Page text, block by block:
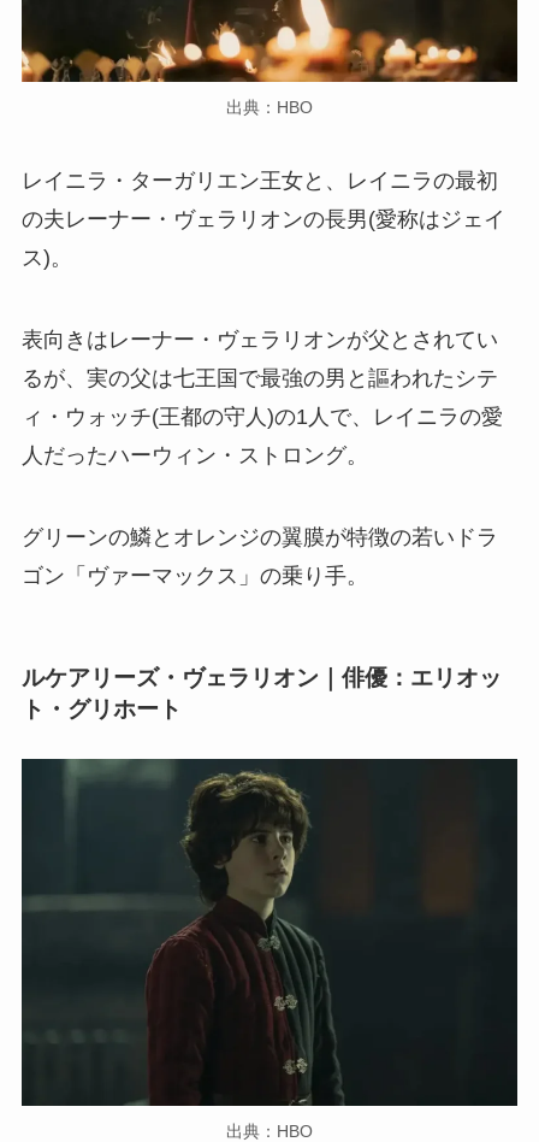
出典：HBO
レイニラ・ターガリエン王女と、レイニラの最初
の夫レーナー・ヴェラリオンの長男(愛称はジェイ
ス)。
表向きはレーナー・ヴェラリオンが父とされてい
るが、実の父は七王国で最強の男と謳われたシテ
ィ・ウォッチ(王都の守人)の1人で、レイニラの愛
人だったハーウィン・ストロング。
グリーンの鱗とオレンジの翼膜が特徴の若いドラ
ゴン「ヴァーマックス」の乗り手。
ルケアリーズ・ヴェラリオン｜俳優：エリオッ
ト・グリホート
出典：HBO